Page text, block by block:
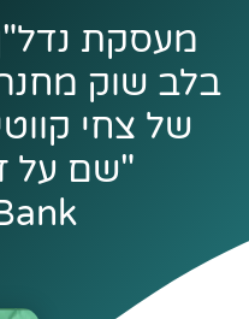
מעסקת
בלב שוק
"שם על